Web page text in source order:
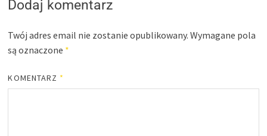
Dodaj komentarz
Twój adres email nie zostanie opublikowany. Wymagane pola
są oznaczone *
KOMENTARZ *